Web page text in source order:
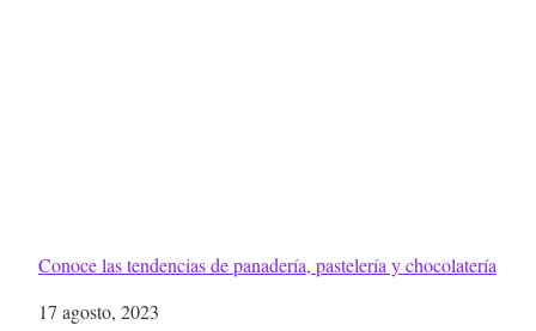
Conoce las tendencias de panadería, pastelería y chocolatería
Fecha
17 agosto, 2023